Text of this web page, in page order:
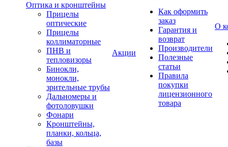
Оптика и кронштейны
Прицелы
оптические
Прицелы
коллиматорные
ПНВ и
тепловизоры
Бинокли,
монокли,
зрительные трубы
Дальномеры и
фотоловушки
Фонари
Кронштейны,
планки, кольца,
базы
Акции
Как оформить
заказ
Гарантия и
возврат
Производители
Полезные
статьи
Правила
покупки
лицензионного
товара
О